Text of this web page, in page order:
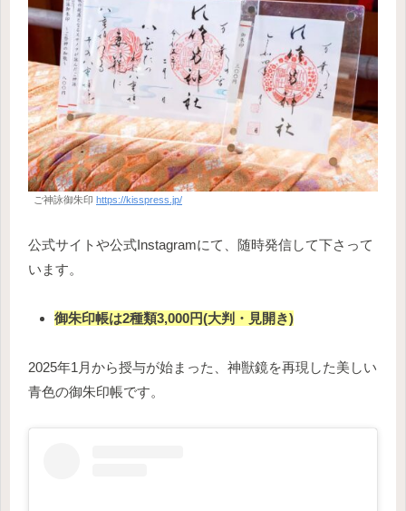
ご神詠御朱印 https://kisspress.jp/
公式サイトや公式Instagramにて、随時発信して下さって
います。
御朱印帳は2種類3,000円(大判・見開き)
2025年1月から授与が始まった、神獣鏡を再現した美しい
青色の御朱印帳です。